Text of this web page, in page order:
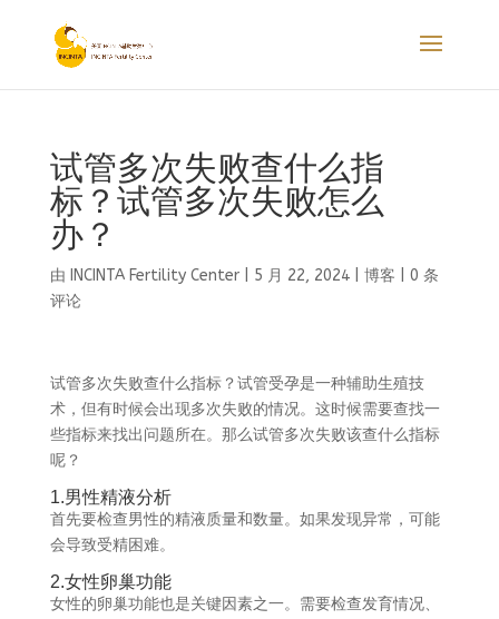
试管多次失败查什么指
标？试管多次失败怎么
办？
由 INCINTA Fertility Center| 5 月 22, 2024| 博客
0 条
评论
试管多次失败查什么指标？试管受孕是一种辅助生殖技
术，但有时候会出现多次失败的情况。这时候需要查找一
些指标来找出问题所在。那么试管多次失败该查什么指标
呢？
1.男性精液分析
首先要检查男性的精液质量和数量。如果发现异常，可能
会导致受精困难。
2.女性卵巢功能
女性的卵巢功能也是关键因素之一。需要检查发育情况、